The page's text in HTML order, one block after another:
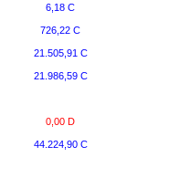
6,18 C
726,22 C
21.505,91 C
21.986,59 C
0,00 D
44.224,90 C